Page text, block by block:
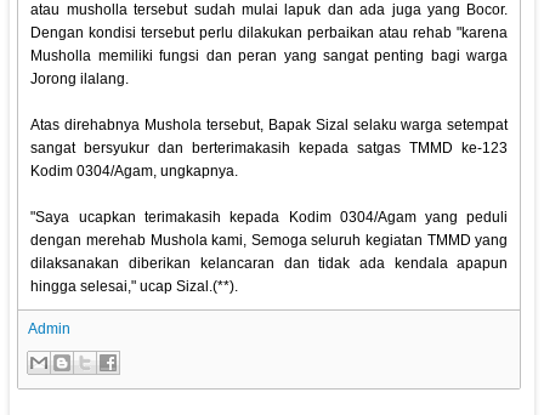
atau musholla tersebut sudah mulai lapuk dan ada juga yang Bocor.
Dengan kondisi tersebut perlu dilakukan perbaikan atau rehab "karena
Musholla memiliki fungsi dan peran yang sangat penting bagi warga
Jorong ilalang.
Atas direhabnya Mushola tersebut, Bapak Sizal selaku warga setempat
sangat bersyukur dan berterimakasih kepada satgas TMMD ke-123
Kodim 0304/Agam, ungkapnya.
"Saya ucapkan terimakasih kepada Kodim 0304/Agam yang peduli
dengan merehab Mushola kami, Semoga seluruh kegiatan TMMD yang
dilaksanakan diberikan kelancaran dan tidak ada kendala apapun
hingga selesai," ucap Sizal.(**).
Admin